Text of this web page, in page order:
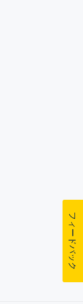
フィードバック